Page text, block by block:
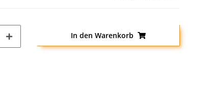
In den Warenkorb